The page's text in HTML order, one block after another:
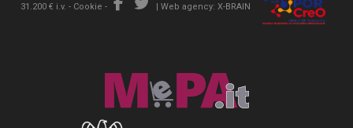
31.200 € i.v. - Cookie - | Web agency: X-BRAIN